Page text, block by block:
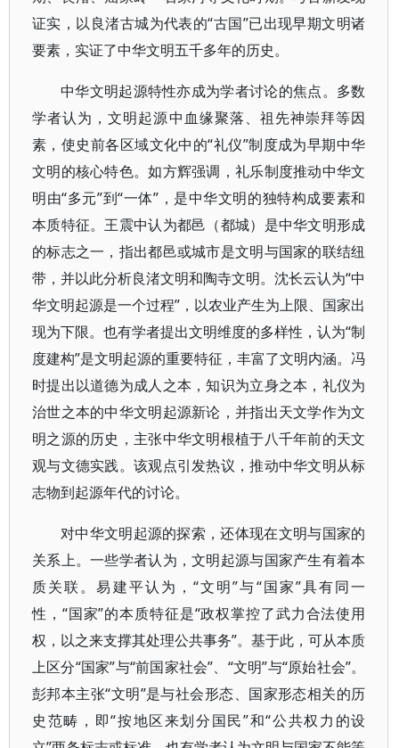
证实，以良渚古城为代表的“古国”已出现早期文明诸
要素，实证了中华文明五千多年的历史。
中华文明起源特性亦成为学者讨论的焦点。多数
学者认为，文明起源中血缘聚落、祖先神崇拜等因
素，使史前各区域文化中的“礼仪”制度成为早期中华
文明的核心特色。如方辉强调，礼乐制度推动中华文
明由“多元”到“一体”，是中华文明的独特构成要素和
本质特征。王震中认为都邑（都城）是中华文明形成
的标志之一，指出都邑或城市是文明与国家的联结纽
带，并以此分析良渚文明和陶寺文明。沈长云认为“中
华文明起源是一个过程”，以农业产生为上限、国家出
现为下限。也有学者提出文明维度的多样性，认为“制
度建构”是文明起源的重要特征，丰富了文明内涵。冯
时提出以道德为成人之本，知识为立身之本，礼仪为
治世之本的中华文明起源新论，并指出天文学作为文
明之源的历史，主张中华文明根植于八千年前的天文
观与文德实践。该观点引发热议，推动中华文明从标
志物到起源年代的讨论。
对中华文明起源的探索，还体现在文明与国家的
关系上。一些学者认为，文明起源与国家产生有着本
质关联。易建平认为，“文明”与“国家”具有同一
性，“国家”的本质特征是“政权掌控了武力合法使用
权，以之来支撑其处理公共事务”。基于此，可从本质
上区分“国家”与“前国家社会”、“文明”与“原始社会”。
彭邦本主张“文明”是与社会形态、国家形态相关的历
史范畴，即“按地区来划分国民”和“公共权力的设